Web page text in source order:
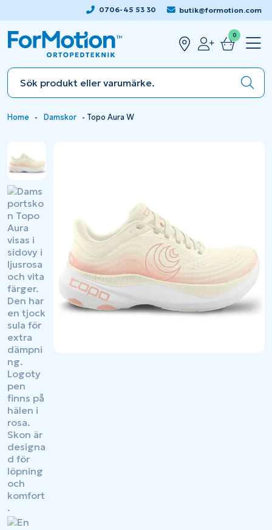
0706-45 53 30 butik@formotion.com
0
Home - Damskor - Topo Aura W